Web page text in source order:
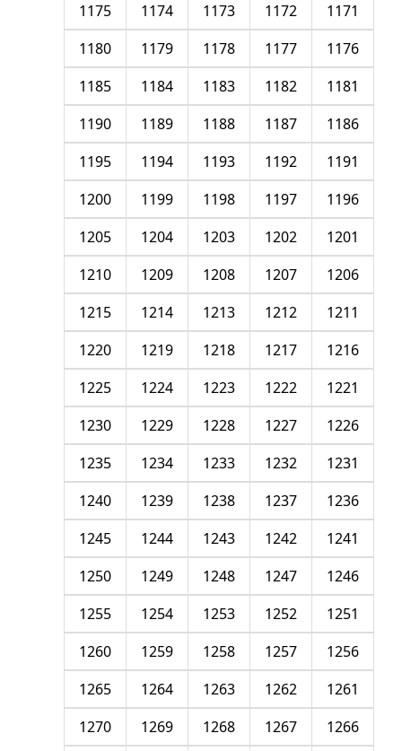
1171
1172
1173
1174
1175
1176
1177
1178
1179
1180
1181
1182
1183
1184
1185
1186
1187
1188
1189
1190
1191
1192
1193
1194
1195
1196
1197
1198
1199
1200
1201
1202
1203
1204
1205
1206
1207
1208
1209
1210
1211
1212
1213
1214
1215
1216
1217
1218
1219
1220
1221
1222
1223
1224
1225
1226
1227
1228
1229
1230
1231
1232
1233
1234
1235
1236
1237
1238
1239
1240
1241
1242
1243
1244
1245
1246
1247
1248
1249
1250
1251
1252
1253
1254
1255
1256
1257
1258
1259
1260
1261
1262
1263
1264
1265
1266
1267
1268
1269
1270